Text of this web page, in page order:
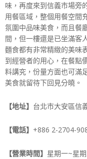
味，再度來到信義市場旁
用餐區域，整個用餐空間
氛圍中品味美食，而且餐
間，但一樓還是已坐滿客
麵食都有非常精緻的美味
到經營者的用心，在餐點
料講究，份量方面也可滿
美食就留待下回見分曉。
【地址】 台北市大安區信
【電話】 +886 2-2704-
【營業時間】 星期一~星